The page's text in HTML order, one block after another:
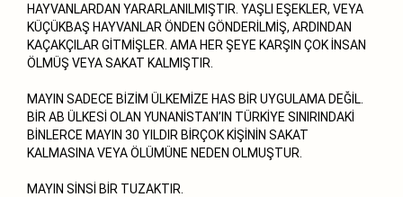
HAYVANLARDAN YARARLANILMIŞTIR. YAŞLI EŞEKLER, VEYA
KÜÇÜKBAŞ HAYVANLAR ÖNDEN GÖNDERİLMİŞ, ARDINDAN
KAÇAKÇILAR GİTMİŞLER. AMA HER ŞEYE KARŞIN ÇOK İNSAN
ÖLMÜŞ VEYA SAKAT KALMIŞTIR.
MAYIN SADECE BİZİM ÜLKEMİZE HAS BİR UYGULAMA DEĞİL.
BİR AB ÜLKESİ OLAN YUNANİSTAN’IN TÜRKİYE SINIRINDAKİ
BİNLERCE MAYIN 30 YILDIR BİRÇOK KİŞİNİN SAKAT
KALMASINA VEYA ÖLÜMÜNE NEDEN OLMUŞTUR.
MAYIN SİNSİ BİR TUZAKTIR.